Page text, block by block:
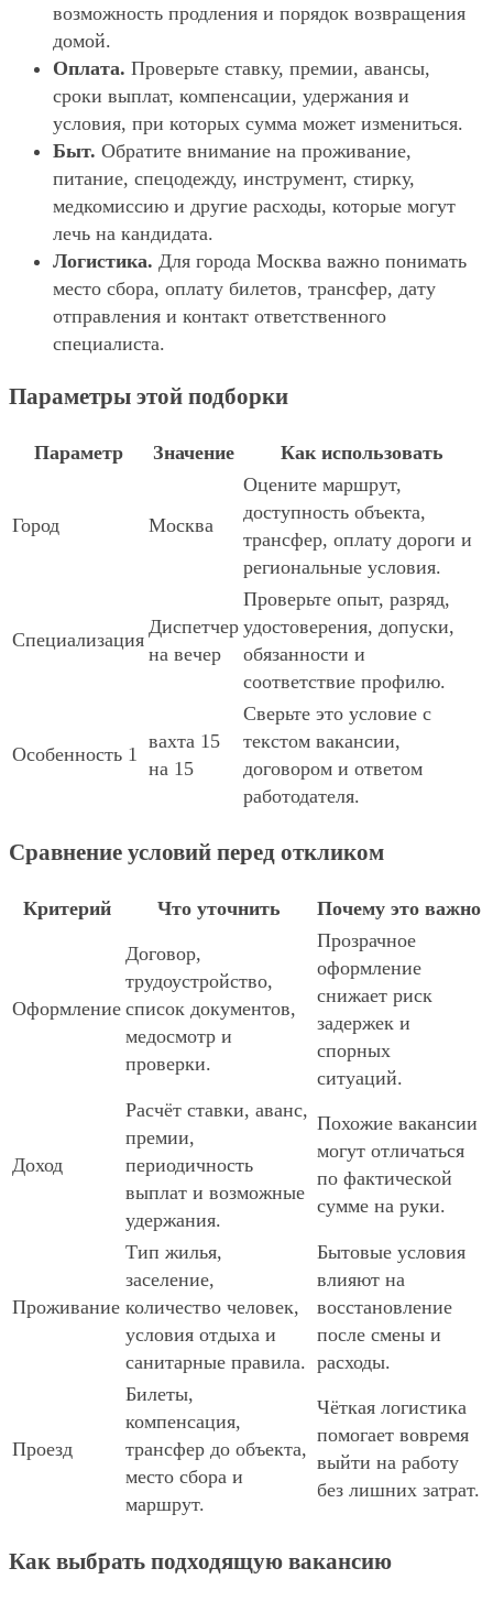
возможность продления и порядок возвращения
домой.
Оплата. Проверьте ставку, премии, авансы,
сроки выплат, компенсации, удержания и
условия, при которых сумма может измениться.
Быт. Обратите внимание на проживание,
питание, спецодежду, инструмент, стирку,
медкомиссию и другие расходы, которые могут
лечь на кандидата.
Логистика. Для города Москва важно понимать
место сбора, оплату билетов, трансфер, дату
отправления и контакт ответственного
специалиста.
Параметры этой подборки
Параметр Значение Как использовать
Город Москва
Оцените маршрут,
доступность объекта,
трансфер, оплату дороги и
региональные условия.
Специализация
Диспетчер
на вечер
Проверьте опыт, разряд,
удостоверения, допуски,
обязанности и
соответствие профилю.
Особенность 1
вахта 15
на 15
Сверьте это условие с
текстом вакансии,
договором и ответом
работодателя.
Сравнение условий перед откликом
Критерий Что уточнить Почему это важно
Оформление
Договор,
трудоустройство,
список документов,
медосмотр и
проверки.
Прозрачное
оформление
снижает риск
задержек и
спорных
ситуаций.
Доход
Расчёт ставки, аванс,
премии,
периодичность
выплат и возможные
удержания.
Похожие вакансии
могут отличаться
по фактической
сумме на руки.
Проживание
Тип жилья,
заселение,
количество человек,
условия отдыха и
санитарные правила.
Бытовые условия
влияют на
восстановление
после смены и
расходы.
Проезд
Билеты,
компенсация,
трансфер до объекта,
место сбора и
маршрут.
Чёткая логистика
помогает вовремя
выйти на работу
без лишних затрат.
Как выбрать подходящую вакансию